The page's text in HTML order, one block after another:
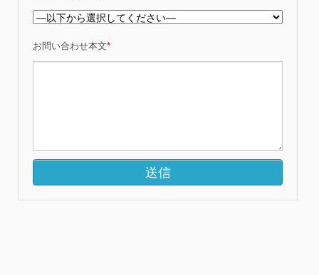
お問い合わせ本文*